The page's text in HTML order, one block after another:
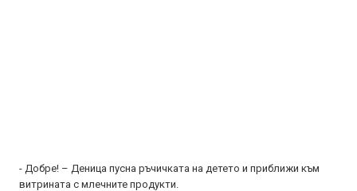
- Добре! – Деница пусна ръчичката на детето и приближи към
витрината с млечните продукти.